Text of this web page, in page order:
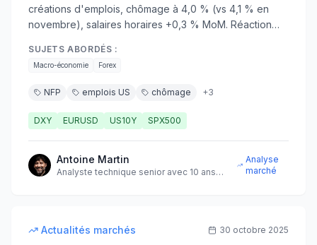
créations d'emplois, chômage à 4,0 % (vs 4,1 % en
novembre), salaires horaires +0,3 % MoM. Réaction
SUJETS ABORDÉS :
Macro-économie Forex
NFP emplois US chômage +3
DXY EURUSD US10Y SPX500
Antoine Martin
Analyste technique senior avec 10 ans
Analyse
marché
Actualités marchés 30 octobre 2025